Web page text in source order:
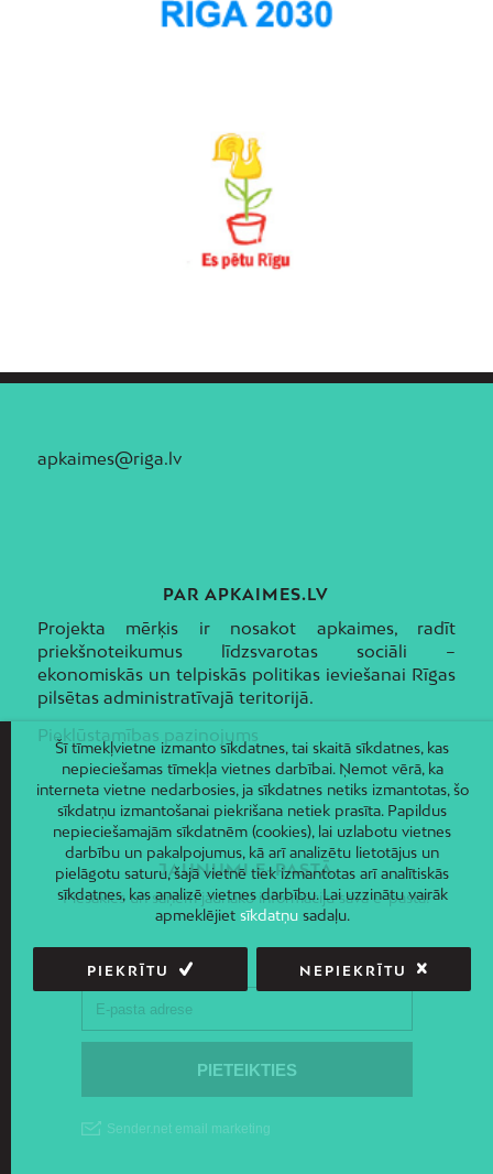
apkaimes@riga.lv
PAR APKAIMES.LV
Projekta mērķis ir nosakot apkaimes, radīt
priekšnoteikumus līdzsvarotas sociāli –
ekonomiskās un telpiskās politikas ieviešanai Rīgas
pilsētas administratīvajā teritorijā.
Piekļūstamības paziņojums
JAUNUMI E-PASTĀ
Piesakies un saņem jaunāko informāciju savā e-pastā!
Šī tīmekļvietne izmanto sīkdatnes, tai skaitā sīkdatnes, kas
nepieciešamas tīmekļa vietnes darbībai. Ņemot vērā, ka
interneta vietne nedarbosies, ja sīkdatnes netiks izmantotas, šo
sīkdatņu izmantošanai piekrišana netiek prasīta. Papildus
nepieciešamajām sīkdatnēm (cookies), lai uzlabotu vietnes
darbību un pakalpojumus, kā arī analizētu lietotājus un
pielāgotu saturu, šajā vietnē tiek izmantotas arī analītiskās
sīkdatnes, kas analizē vietnes darbību. Lai uzzinātu vairāk
apmeklējiet sīkdatņusadaļu.
PIEKRĪTU NEPIEKRĪTU